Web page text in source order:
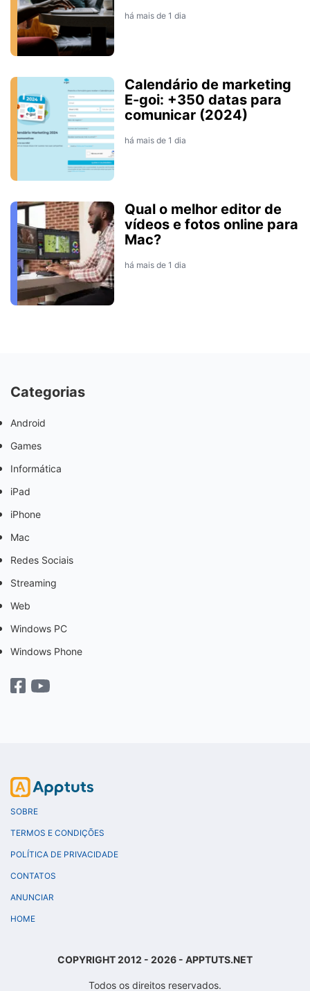
há mais de 1 dia
Calendário de marketing
E-goi: +350 datas para
comunicar (2024)
há mais de 1 dia
Qual o melhor editor de
vídeos e fotos online para
Mac?
há mais de 1 dia
Categorias
Android
Games
Informática
iPad
iPhone
Mac
Redes Sociais
Streaming
Web
Windows PC
Windows Phone
SOBRE
TERMOS E CONDIÇÕES
POLÍTICA DE PRIVACIDADE
CONTATOS
ANUNCIAR
HOME
COPYRIGHT 2012 - 2026 - APPTUTS.NET
Todos os direitos reservados.